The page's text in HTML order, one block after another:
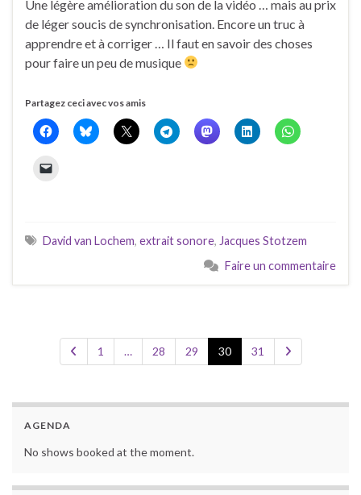
Une légère amélioration du son de la vidéo … mais au prix
de léger soucis de synchronisation. Encore un truc à
apprendre et à corriger … Il faut en savoir des choses
pour faire un peu de musique
Partagez ceci avec vos amis
David van Lochem, extrait sonore, Jacques Stotzem
Faire un commentaire
1 … 28 29 30 31
AGENDA
No shows booked at the moment.